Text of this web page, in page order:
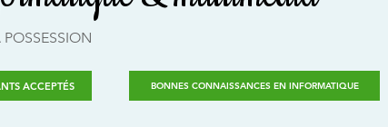
POSSESSION
ACCEPTÉS BONNES CONNAISSANCES EN INFORMATIQUE